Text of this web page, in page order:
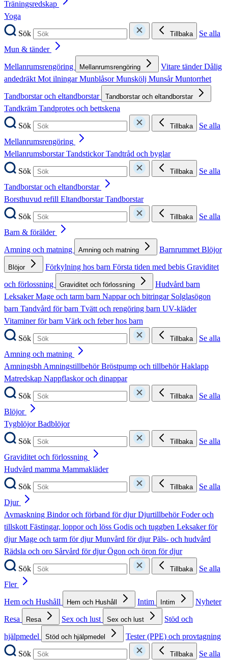
Träningsredskap
Yoga
Sök
Tillbaka
Se alla
Mun & tänder
Mellanrumsrengöring
Mellanrumsrengöring Vitare tänderDålig
andedräktMot ilningarMunblåsorMunskölj MunsårMuntorrhet
Tandborstar och eltandborstar
Tandborstar och eltandborstar
Tandkräm Tandprotes och bettskena
Sök
Tillbaka
Se alla
Mellanrumsrengöring
MellanrumsborstarTandstickorTandtråd och byglar
Sök
Tillbaka
Se alla
Tandborstar och eltandborstar
Borsthuvud refill EltandborstarTandborstar
Sök
Tillbaka
Se alla
Barn & förälder
Amning och matning
Amning och matning BarnrummetBlöjor
Blöjor Förkylning hos barn Första tiden med bebis Graviditet
och förlossning
Graviditet och förlossning
Hudvård barn
LeksakerMage och tarm barn Nappar och bitringar Solglasögon
barn Tandvård för barn Tvätt och rengöring barn UV-kläder
Vitaminer för barn Värk och feber hos barn
Sök
Tillbaka
Se alla
Amning och matning
AmningsbhAmningstillbehörBröstpump och tillbehörHaklapp
Matredskap Nappflaskor och dinappar
Sök
Tillbaka
Se alla
Blöjor
TygblöjorBadblöjor
Sök
Tillbaka
Se alla
Graviditet och förlossning
Hudvård mamma Mammakläder
Sök
Tillbaka
Se alla
Djur
Avmaskning Bindor och förband för djurDjurtillbehörFoder och
tillskottFästingar, loppor och löss Godis och tuggben Leksaker för
djurMage och tarm för djurMunvård för djurPäls- och hudvård
Rädsla och oro Sårvård för djurÖgon och öron för djur
Sök
Tillbaka
Se alla
Fler
Hem och Hushåll
Hem och Hushåll Intim Intim
Nyheter
Resa
Resa Sex och lust Sex och lust
Stöd och
hjälpmedel
Stöd och hjälpmedel
Tester (PPE) och provtagning
Sök
Tillbaka
Se alla